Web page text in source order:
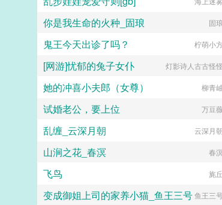
你是我生命的火种_固琅 固琅
鬼王今天出诊了吗？ 柠萌小方
[网游]忧郁的兔子女仆 灯影诗人古古怪怪
她的冲喜小夫郎（女尊） 柳青岫
试婚老公，要上位 万豆
乱缠_云深月朝 云深月朝
山涧之花_春溟 春
飞鸟 旄丘
变成御姐上司的家养小猫_鱼王三号鱼王三